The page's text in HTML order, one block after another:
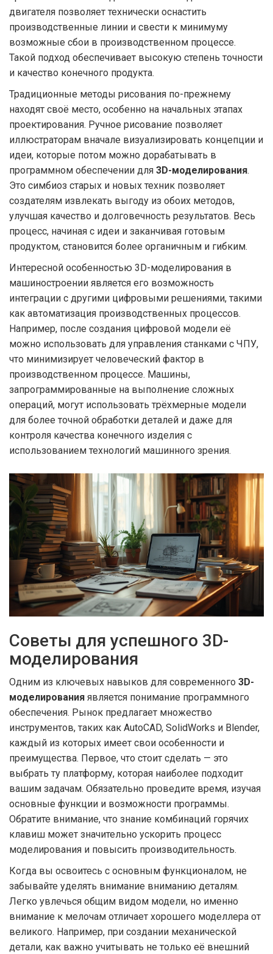
двигателя позволяет технически оснастить
производственные линии и свести к минимуму
возможные сбои в производственном процессе.
Такой подход обеспечивает высокую степень точности
и качество конечного продукта.
Традиционные методы рисования по-прежнему
находят своё место, особенно на начальных этапах
проектирования. Ручное рисование позволяет
иллюстраторам вначале визуализировать концепции и
идеи, которые потом можно дорабатывать в
программном обеспечении для 3D-моделирования.
Это симбиоз старых и новых техник позволяет
создателям извлекать выгоду из обоих методов,
улучшая качество и долговечность результатов. Весь
процесс, начиная с идеи и заканчивая готовым
продуктом, становится более органичным и гибким.
Интересной особенностью 3D-моделирования в
машиностроении является его возможность
интеграции с другими цифровыми решениями, такими
как автоматизация производственных процессов.
Например, после создания цифровой модели её
можно использовать для управления станками с ЧПУ,
что минимизирует человеческий фактор в
производственном процессе. Машины,
запрограммированные на выполнение сложных
операций, могут использовать трёхмерные модели
для более точной обработки деталей и даже для
контроля качества конечного изделия с
использованием технологий машинного зрения.
Советы для успешного 3D-
моделирования
Одним из ключевых навыков для современного 3D-
моделирования является понимание программного
обеспечения. Рынок предлагает множество
инструментов, таких как AutoCAD, SolidWorks и Blender,
каждый из которых имеет свои особенности и
преимущества. Первое, что стоит сделать — это
выбрать ту платформу, которая наиболее подходит
вашим задачам. Обязательно проведите время, изучая
основные функции и возможности программы.
Обратите внимание, что знание комбинаций горячих
клавиш может значительно ускорить процесс
моделирования и повысить производительность.
Когда вы освоитесь с основным функционалом, не
забывайте уделять внимание вниманию деталям.
Легко увлечься общим видом модели, но именно
внимание к мелочам отличает хорошего моделлера от
великого. Например, при создании механической
детали, как важно учитывать не только её внешний